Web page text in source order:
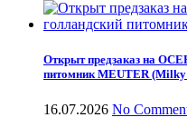
Открыт предзаказ на
питомник MEUTER
16.07.2026 No